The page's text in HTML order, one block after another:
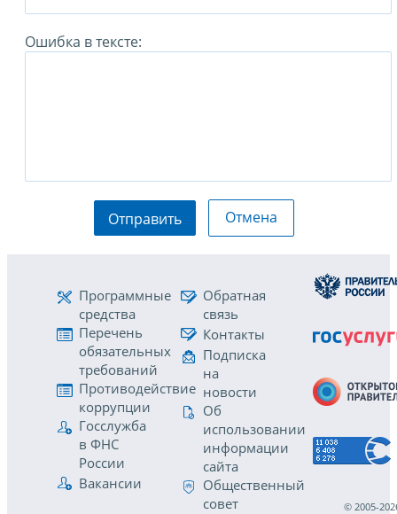
Ошибка в тексте:
Отправить Отмена
Программные
средства
Перечень
обязательных
требований
Противодействие
коррупции
Госслужба
в ФНС
России
Вакансии
Обратная
связь
Контакты
Подписка
на
новости
Об
использовании
информации
сайта
Общественный
совет
© 2005-